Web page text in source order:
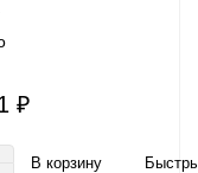
₽
В корзину